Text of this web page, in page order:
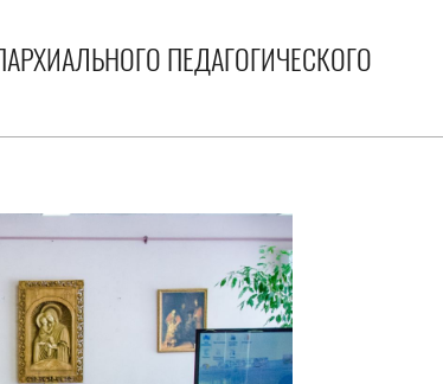
ПЕДАГОГИЧЕСКОГО